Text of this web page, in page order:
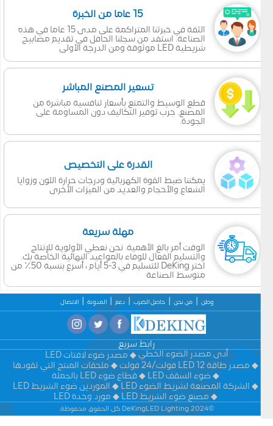
15 عاما من الخبرة
الثقة في خبرتنا المتراكمة على مدى 15 عاما في هذه
الصناعة. استفد من سجلنا الحافل في تقديم مصابيح
شريطية LED موثوقة ومن الدرجة الأولى
تسعير المصنع المباشر
قطع الوسيط والتمتع بأسعار تنافسية مباشرة من
المصنع. جرب توفير التكاليف دون المساومة على
الجودة.
القدرة على التخصيص
يمكننا ضبط القوة الكهربائية ودرجات حرارة اللون وزوايا
الشعاع والأحجام والعديد من الميزات الأخرى
مهلة سريعة
الوقت أمر بالغ الأهمية. نحن نعطي الأولوية للإنتاج
والتسليم الفعال للوفاء بالمواعيد النهائية الخاصة بك.
اختر DeKing للتسليم في 3-5 أيام ، أسرع بنسبة 50٪ من
متوسط الصناعة
وطن من نحن حاصل الضرب دعم المدونة الاتصال
رابط سريع
أدى مصدر الضوء الخطي
مصدر ضوء لافتات LED
مصدر طاقة LED 12 فولت/24 فولت
ملحقات المنتج التي تقودها
ضوء السقف LED
قطاع ضوء LED بالجملة
الشركة المصنعة لشريط الضوء LED
الموردين ضوء الشريط LED
مصنع ضوء الشريط LED
مورد وحدة LED